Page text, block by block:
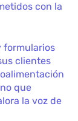
con la
formularios
clientes
que
la voz de